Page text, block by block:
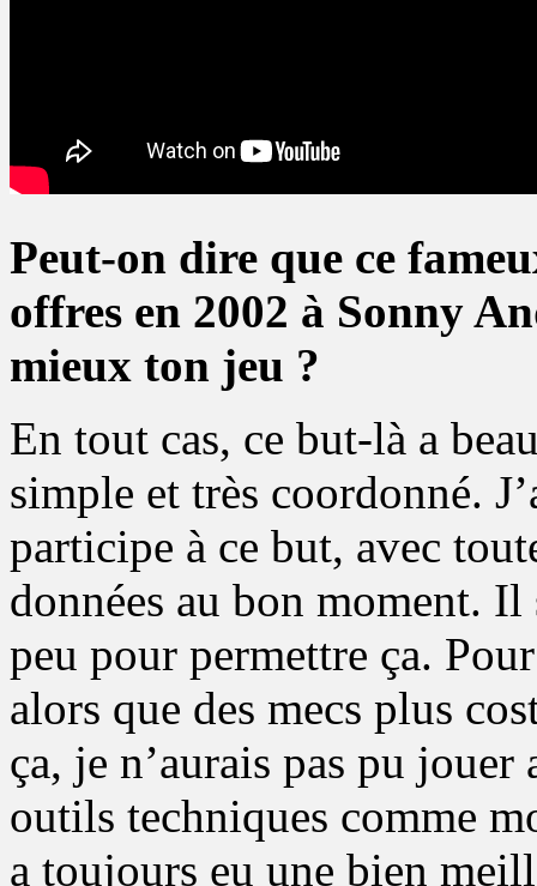
Peut-on dire que ce
offres en 2002 à Sonny
mieux ton jeu ?
En tout cas, ce but-là a
simple et très coordonné.
participe à ce but, avec
données au bon moment.
peu pour permettre ça.
alors que des mecs plus
ça, je n’aurais pas pu
outils techniques comme
a toujours eu une bien